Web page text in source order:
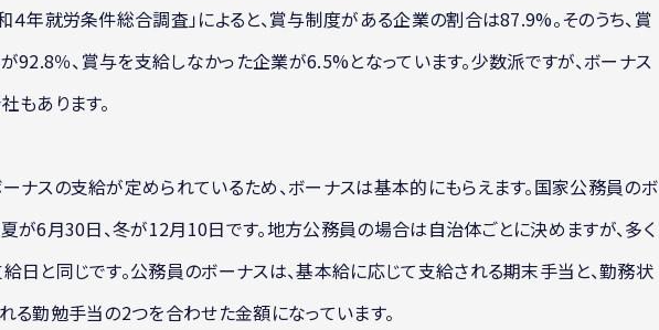
４年就労条件総合調査」によると、賞与制度がある企業の割合は87.9%。そのうち、賞
92.8％、賞与を支給しなかった企業が6.5%となっています。少数派ですが、ボーナス
もあります。
ナスの支給が定められているため、ボーナスは基本的にもらえます。国家公務員のボ
が6月30日、冬が12月10日です。地方公務員の場合は自治体ごとに決めますが、多く
日と同じです。公務員のボーナスは、基本給に応じて支給される期末手当と、勤務状
る勤勉手当の2つを合わせた金額になっています。